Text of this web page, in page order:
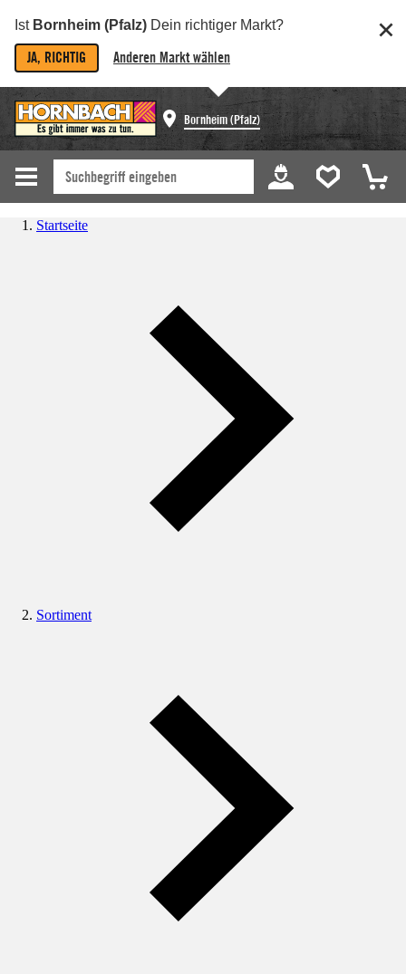
Ist Bornheim (Pfalz) Dein richtiger Markt?
JA, RICHTIG Anderen Markt wählen
Bornheim (Pfalz)
Startseite
Sortiment